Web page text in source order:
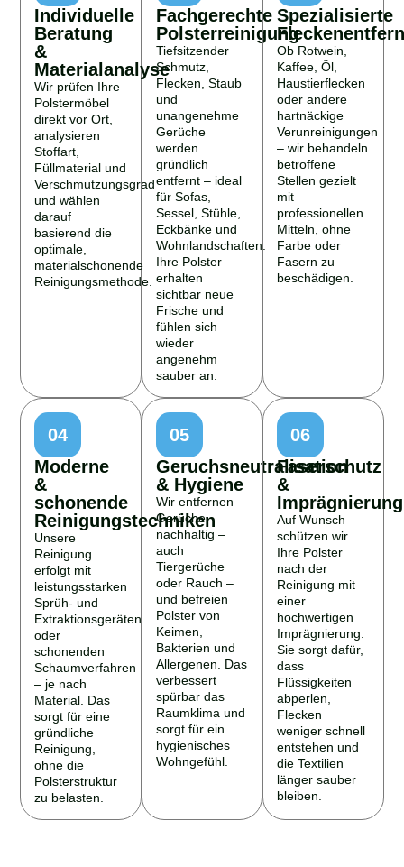
Individuelle
Beratung
&
Materialanalyse
Wir prüfen Ihre
Polstermöbel
direkt vor Ort,
analysieren
Stoffart,
Füllmaterial und
Verschmutzungsgrad
und wählen
darauf
basierend die
optimale,
materialschonende
Reinigungsmethode.
Fachgerechte
Polsterreinigung
Tiefsitzender
Schmutz,
Flecken, Staub
und
unangenehme
Gerüche
werden
gründlich
entfernt – ideal
für Sofas,
Sessel, Stühle,
Eckbänke und
Wohnlandschaften.
Ihre Polster
erhalten
sichtbar neue
Frische und
fühlen sich
wieder
angenehm
sauber an.
Spezialisierte
Ob Rotwein,
Kaffee, Öl,
Haustierflecken
oder andere
hartnäckige
Verunreinigungen
– wir behandeln
betroffene
Stellen gezielt
mit
professionellen
Mitteln, ohne
Farbe oder
Fasern zu
beschädigen.
04
Moderne
&
schonende
Reinigungstechniken
Unsere
Reinigung
erfolgt mit
leistungsstarken
Sprüh- und
Extraktionsgeräten
oder
schonenden
Schaumverfahren
– je nach
Material. Das
sorgt für eine
gründliche
Reinigung,
ohne die
Polsterstruktur
zu belasten.
05
Geruchsneutralisation
& Hygiene
Wir entfernen
Gerüche
nachhaltig –
auch
Tiergerüche
oder Rauch –
und befreien
Polster von
Keimen,
Bakterien und
Allergenen. Das
verbessert
spürbar das
Raumklima und
sorgt für ein
hygienisches
Wohngefühl.
06
Faserschutz
&
Imprägnierung
Auf Wunsch
schützen wir
Ihre Polster
nach der
Reinigung mit
einer
hochwertigen
Imprägnierung.
Sie sorgt dafür,
dass
Flüssigkeiten
abperlen,
Flecken
weniger schnell
entstehen und
die Textilien
länger sauber
bleiben.